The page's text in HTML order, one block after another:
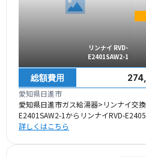
リンナイ RVD-
E2401SAW2-1
総額費用
愛知県日進市
愛知県日進市ガス給湯器>リンナイ交
E2401SAW2-1からリンナイRVD-
詳しくはこちら